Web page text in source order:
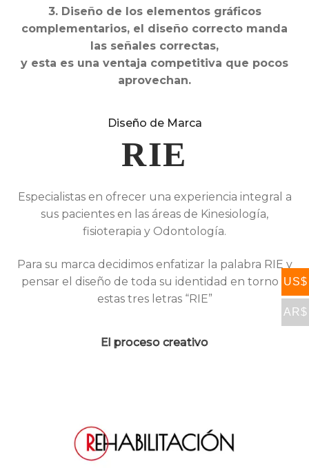
3. Diseño de los elementos gráficos
complementarios, el diseño correcto manda
las señales correctas,
y esta es una ventaja competitiva que pocos
aprovechan.
Diseño de Marca
RIE
Especialistas en ofrecer una experiencia integral a
sus pacientes en las áreas de Kinesiología,
fisioterapia y Odontología.
Para su marca decidimos enfatizar la palabra RIE y
pensar el diseño de toda su identidad en torno a
estas tres letras “RIE”
El proceso creativo
US$
AR$